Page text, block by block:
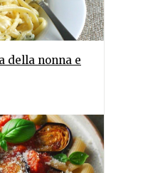
della nonna e